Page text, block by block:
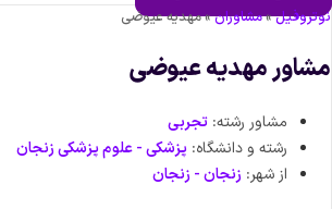
نوتروفیل»مشاوران»مهدیه عیوضی
مشاور مهدیه عیوضی
مشاور رشته: تجربی
رشته و دانشگاه: پزشکی - علوم پزشکی زنجان
از شهر: زنجان - زنجان